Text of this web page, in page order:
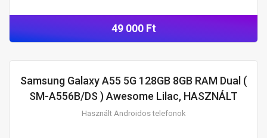
49 000 Ft
HASZNÁLT ANDROIDOS TELEFONOK
Samsung Galaxy A55 5G 128GB 8GB RAM Dual (
SM-A556B/DS ) Awesome Lilac, HASZNÁLT
Használt Androidos telefonok